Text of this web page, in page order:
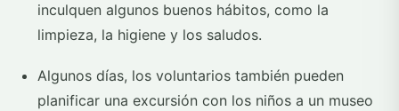
inculquen algunos buenos hábitos, como la
limpieza, la higiene y los saludos.
Algunos días, los voluntarios también pueden
planificar una excursión con los niños a un museo